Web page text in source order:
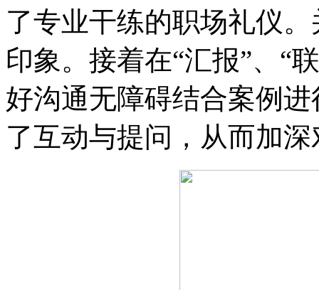
了专业干练的职场礼仪
印象。接着在“汇报”、“
好沟通无障碍结合案例
了互动与提问，从而加